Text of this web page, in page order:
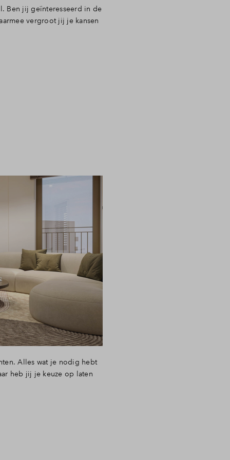
Ben jij geïnteresseerd in de
vergroot jij je kansen
Alles wat je nodig hebt
heb jij je keuze op laten